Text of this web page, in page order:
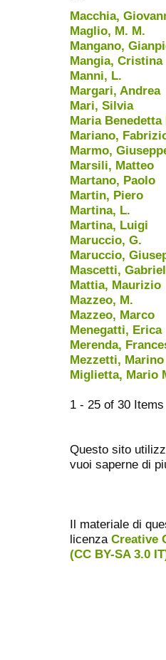
Macchia,
Maglio, M. M.
Mangano,
Mangia, Cristina
Manni, L.
Margari, Andrea
Mari, Silvia
Maria
Mariano,
Marmo,
Marsili, Matteo
Martano, Paolo
Martin, Piero
Martina, L.
Martina, Luigi
Maruccio, G.
Maruccio,
Mascetti,
Mattia, Maurizio
Mazzeo, M.
Mazzeo, Marco
Menegatti, Erica
Merenda,
Mezzetti, Marino
Miglietta, Mario
1 - 25 of 30
Questo sito
vuoi saperne di
Il materiale di
licenza Creative
(CC BY-SA 3.0